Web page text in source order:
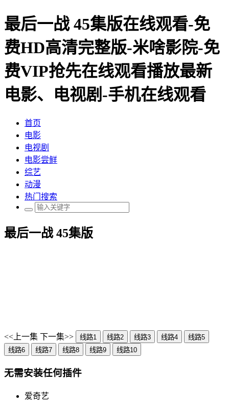
最后一战 45集版在线观看-免
费HD高清完整版-米啥影院-免
费VIP抢先在线观看播放最新
电影、电视剧-手机在线观看
首页
电影
电视剧
电影尝鲜
综艺
动漫
热门搜索
最后一战 45集版
<<上一集 下一集>> 线路1 线路2 线路3 线路4
线路5
线路6
线路7 线路8 线路9 线路10
无需安装任何插件
爱奇艺